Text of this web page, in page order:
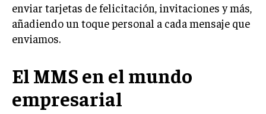
enviar tarjetas de felicitación, invitaciones y más,
añadiendo un toque personal a cada mensaje que
enviamos.
El MMS en el mundo
empresarial